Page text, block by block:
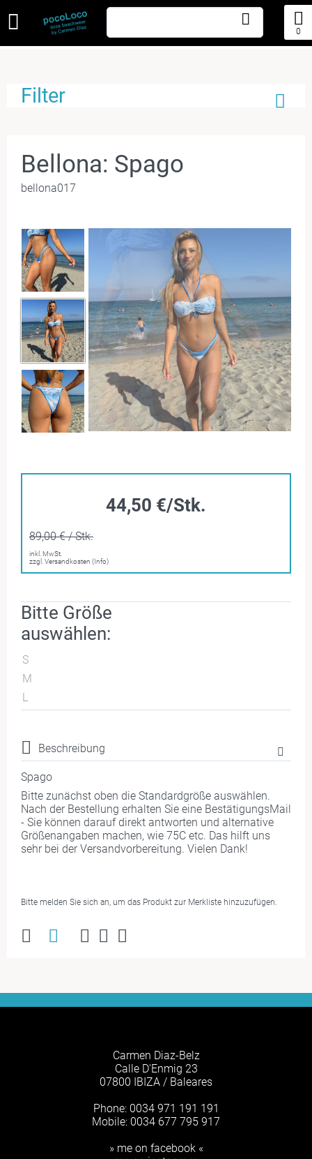
0
Filter
Bellona: Spago
bellona017
44,50 €/Stk.
89,00 € / Stk.
inkl. MwSt.
zzgl. Versandkosten (Info)
Bitte Größe
auswählen:
S
M
L
Beschreibung
Spago
Bitte zunächst oben die Standardgröße auswählen.
Nach der Bestellung erhalten Sie eine BestätigungsMail
- Sie können darauf direkt antworten und alternative
Größenangaben machen, wie 75C etc. Das hilft uns
sehr bei der Versandvorbereitung. Vielen Dank!
Bitte melden Sie sich an, um das Produkt zur Merkliste hinzuzufügen.
Carmen Diaz-Belz
Calle D'Enmig 23
07800 IBIZA / Baleares
Phone: 0034 971 191 191
Mobile: 0034 677 795 917
» me on facebook «